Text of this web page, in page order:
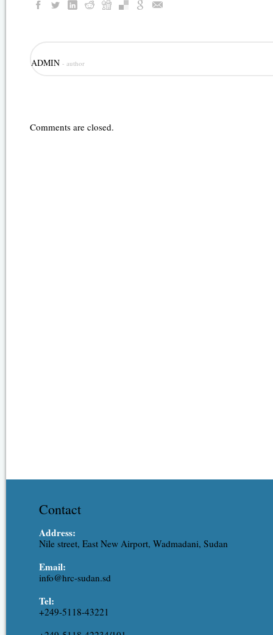
ADMIN - author
Comments are closed.
Contact
Address:
Nile street, East New Airport, Wadmadani, Sudan
Email:
info@hrc-sudan.sd
Tel:
+249-5118-43221